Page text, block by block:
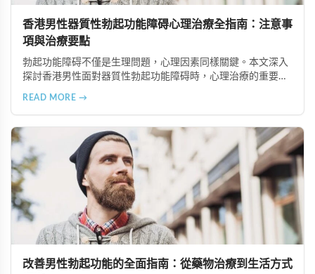
香港男性器質性勃起功能障碍心理治療全指南：注意事
項與治療要點
勃起功能障碍不僅是生理問題，心理因素同樣關鍵。本文深入
探討香港男性面對器質性勃起功能障碍時，心理治療的重要注
READ MORE →
改善男性勃起功能的全面指南：從藥物治療到生活方式